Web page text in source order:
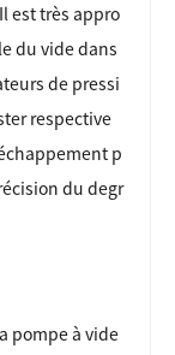
est très appro
du vide dans
de pressi
respective
p
du degr
pompe à vide